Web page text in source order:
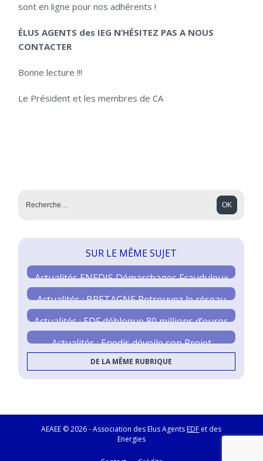
sont en ligne pour nos adhérents !
ÉLUS AGENTS des IEG N’HÉSITEZ PAS A NOUS
CONTACTER
Bonne lecture !!!
Le Président et les membres de CA
SUR LE MÊME SUJET
Actualités ENEDIS Démarchages Frauduleux
Actualités : BRETAGNE Retrouvez le réseau
des élus
Actualités : EDF débloque 80 millions d’euros
Actualités : Enedis dévoile son Projet
Industriel et Humain 2030
DE LA MÊME RUBRIQUE
AEAEE © 2026 - Association des Elus AgentsEDF et des
Energies